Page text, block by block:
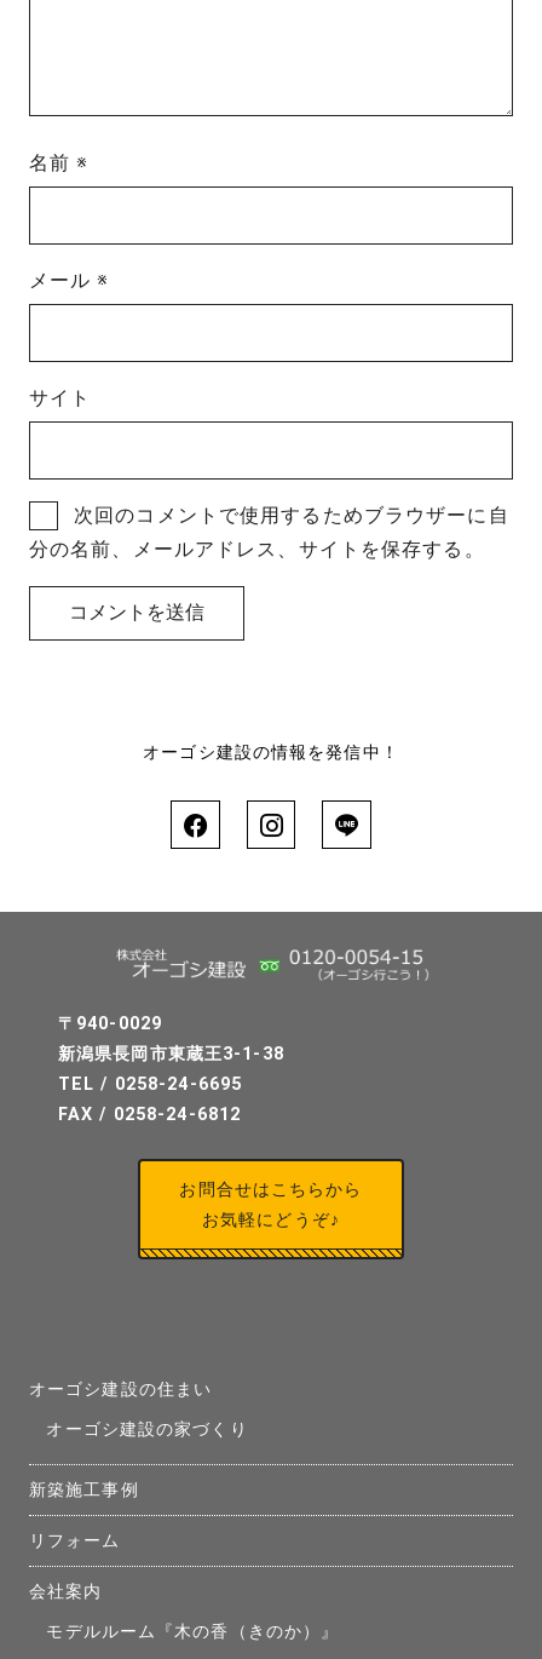
名前※
メール※
サイト
次回のコメントで使用するためブラウザーに自
分の名前、メールアドレス、サイトを保存する。
オーゴシ建設の情報を発信中！
〒940-0029
新潟県長岡市東蔵王3-1-38
TEL / 0258-24-6695
FAX / 0258-24-6812
お問合せはこちらから
お気軽にどうぞ♪
オーゴシ建設の住まい
オーゴシ建設の家づくり
新築施工事例
リフォーム
会社案内
モデルルーム『木の香（きのか）』